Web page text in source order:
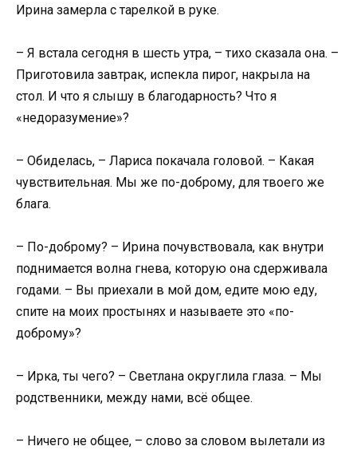
Ирина замерла с тарелкой в руке.
– Я встала сегодня в шесть утра, – тихо сказала она. –
Приготовила завтрак, испекла пирог, накрыла на
стол. И что я слышу в благодарность? Что я
«недоразумение»?
– Обиделась, – Лариса покачала головой. – Какая
чувствительная. Мы же по-доброму, для твоего же
блага.
– По-доброму? – Ирина почувствовала, как внутри
поднимается волна гнева, которую она сдерживала
годами. – Вы приехали в мой дом, едите мою еду,
спите на моих простынях и называете это «по-
доброму»?
– Ирка, ты чего? – Светлана округлила глаза. – Мы
родственники, между нами, всё общее.
– Ничего не общее, – слово за словом вылетали из